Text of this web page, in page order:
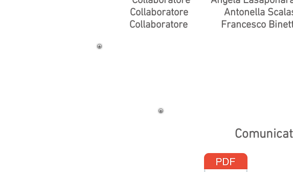
Collaboratore Antonella
Collaboratore Francesco